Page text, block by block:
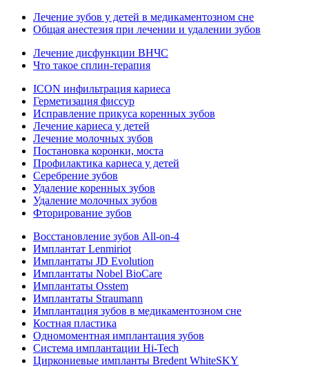
Лечение зубов у детей в медикаментозном сне
Общая анестезия при лечении и удалении зубов
Лечение дисфункции ВНЧС
Что такое сплин-терапия
ICON инфильтрация кариеса
Герметизация фиссур
Исправление прикуса коренных зубов
Лечение кариеса у детей
Лечение молочных зубов
Постановка коронки, моста
Профилактика кариеса у детей
Серебрение зубов
Удаление коренных зубов
Удаление молочных зубов
Фторирование зубов
Восстановление зубов All‑on‑4
Имплантат Lenmiriot
Имплантаты JD Evolution
Имплантаты Nobel BioСare
Имплантаты Osstem
Имплантаты Straumann
Имплантация зубов в медикаментозном сне
Костная пластика
Одномоментная имплантация зубов
Система имплантации Hi-Tech
Циркониевые импланты Bredent WhiteSKY